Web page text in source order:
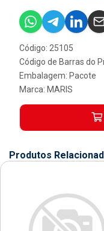
Código: 25105
Código de Barras do
Embalagem: Pacote
Marca: MARIS
Produtos